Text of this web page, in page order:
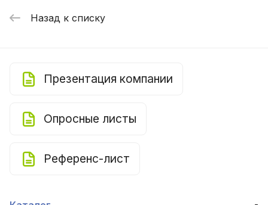
Назад к списку
Презентация компании
Опросные листы
Референс-лист